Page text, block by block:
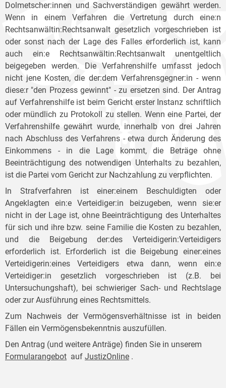
Dolmetscher:innen und Sachverständigen gewährt werden.
Wenn in einem Verfahren die Vertretung durch eine:n
Rechtsanwältin:Rechtsanwalt gesetzlich vorgeschrieben ist
oder sonst nach der Lage des Falles erforderlich ist, kann
auch ein:e Rechtsanwältin:Rechtsanwalt unentgeltlich
beigegeben werden. Die Verfahrenshilfe umfasst jedoch
nicht jene Kosten, die der:dem Verfahrensgegner:in - wenn
diese:r "den Prozess gewinnt" - zu ersetzen sind. Der Antrag
auf Verfahrenshilfe ist beim Gericht erster Instanz schriftlich
oder mündlich zu Protokoll zu stellen. Wenn eine Partei, der
Verfahrenshilfe gewährt wurde, innerhalb von drei Jahren
nach Abschluss des Verfahrens - etwa durch Änderung des
Einkommens - in die Lage kommt, die Beträge ohne
Beeinträchtigung des notwendigen Unterhalts zu bezahlen,
ist die Partei vom Gericht zur Nachzahlung zu verpflichten.
In Strafverfahren ist einer:einem Beschuldigten oder
Angeklagten ein:e Verteidiger:in beizugeben, wenn sie:er
nicht in der Lage ist, ohne Beeinträchtigung des Unterhaltes
für sich und ihre bzw. seine Familie die Kosten zu bezahlen,
und die Beigebung der:des Verteidigerin:Verteidigers
erforderlich ist. Erforderlich ist die Beigebung einer:eines
Verteidigerin:eines Verteidigers etwa dann, wenn ein:e
Verteidiger:in gesetzlich vorgeschrieben ist (z.B. bei
Untersuchungshaft), bei schwieriger Sach- und Rechtslage
oder zur Ausführung eines Rechtsmittels.
Zum Nachweis der Vermögensverhältnisse ist in beiden
Fällen ein Vermögensbekenntnis auszufüllen.
Den Antrag (und weitere Anträge) finden Sie in unserem
Formularangebot auf JustizOnline .